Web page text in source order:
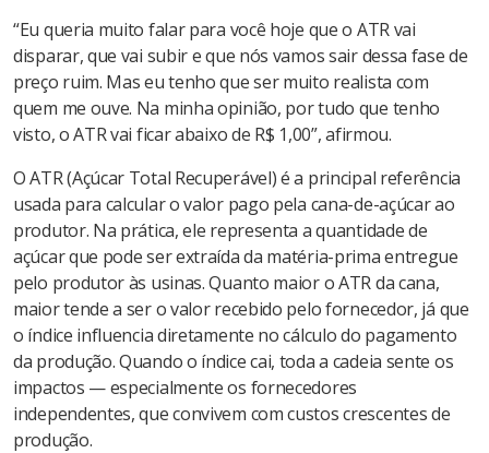
Siga
nas
redes
sociais
“Eu queria muito falar para você hoje que o ATR vai
disparar, que vai subir e que nós vamos sair dessa fase de
preço ruim. Mas eu tenho que ser muito realista com
quem me ouve. Na minha opinião, por tudo que tenho
visto, o ATR vai ficar abaixo de R$ 1,00”, afirmou.
O ATR (Açúcar Total Recuperável) é a principal referência
usada para calcular o valor pago pela cana-de-açúcar ao
produtor. Na prática, ele representa a quantidade de
açúcar que pode ser extraída da matéria-prima entregue
pelo produtor às usinas. Quanto maior o ATR da cana,
maior tende a ser o valor recebido pelo fornecedor, já que
o índice influencia diretamente no cálculo do pagamento
da produção. Quando o índice cai, toda a cadeia sente os
impactos — especialmente os fornecedores
independentes, que convivem com custos crescentes de
produção.